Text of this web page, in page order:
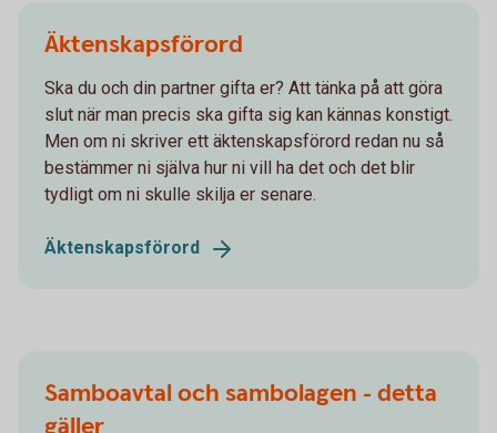
Äktenskapsförord
Ska du och din partner gifta er? Att tänka på att göra
slut när man precis ska gifta sig kan kännas konstigt.
Men om ni skriver ett äktenskapsförord redan nu så
bestämmer ni själva hur ni vill ha det och det blir
tydligt om ni skulle skilja er senare.
Äktenskapsförord
Samboavtal och sambolagen - detta
gäller